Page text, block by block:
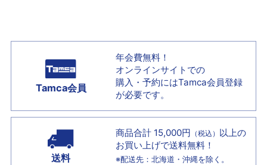
Tamca会員
年会費無料！
オンラインサイトでの
購入・予約にはTamca会員登録
が必要です。
送料
商品合計 15,000円 （税込） 以上の
お買い上げで送料無料！
※配送先：北海道・沖縄を除く。